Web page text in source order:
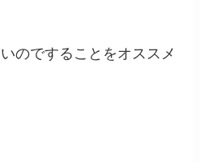
のですることをオススメ